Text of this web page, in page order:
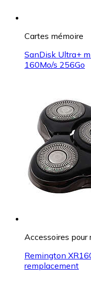
Cartes mémoire
SanDisk Ultra+
160Mo/s 256Go
Accessoires pour
Remington
remplacement